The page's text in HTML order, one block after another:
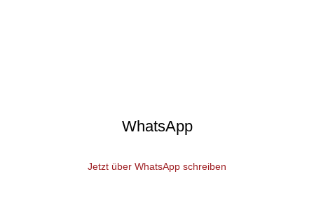
WhatsApp
Jetzt über WhatsApp schreiben